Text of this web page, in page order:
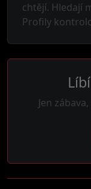
chtějí. Hledají
Profily
Jen